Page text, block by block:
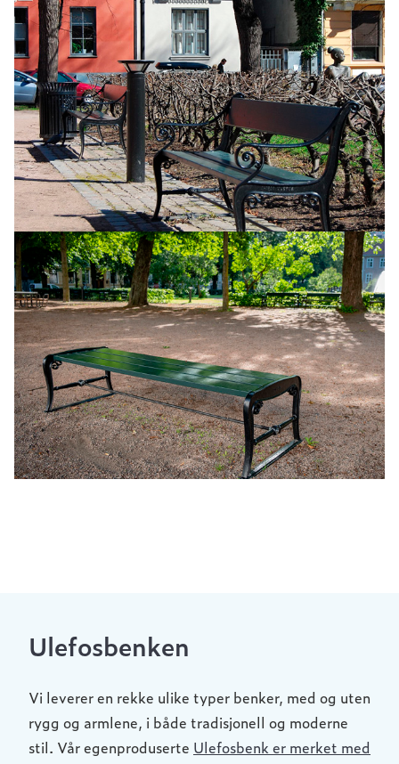
Ulefosbenken
Vi leverer en rekke ulike typer benker, med og uten
rygg og armlene, i både tradisjonell og moderne
stil. Vår egenproduserte Ulefosbenk er merket med